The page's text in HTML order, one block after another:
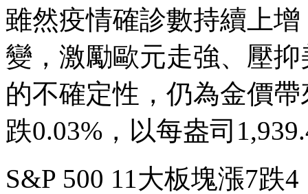
雖然疫情確診數持續上
變，激勵歐元走強、壓
的不確定性，仍為金價
跌0.03%，以每盎司
S&P 500 11大板塊漲7跌